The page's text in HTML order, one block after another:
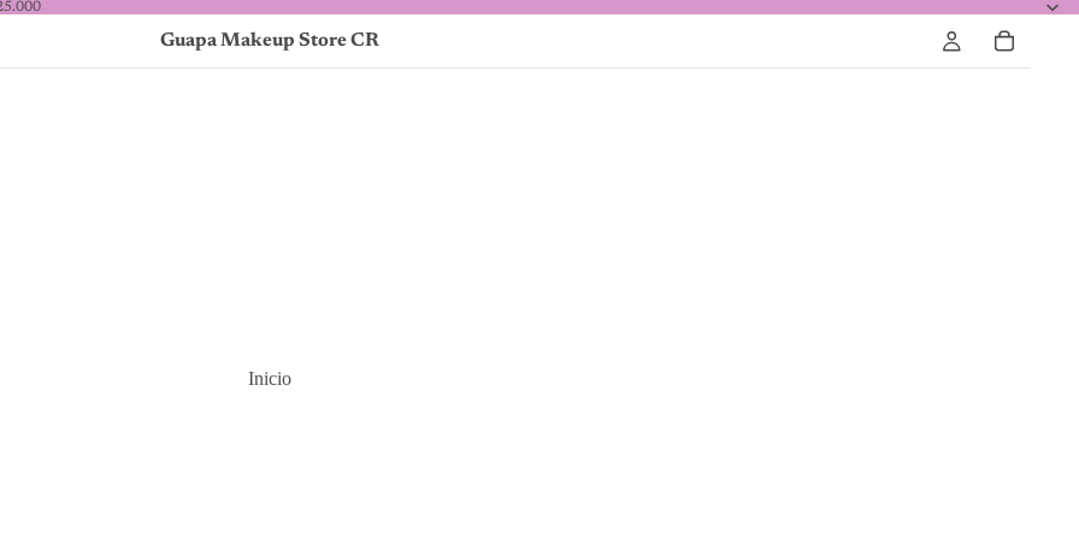
Guapa Makeup Store CR
Inicio